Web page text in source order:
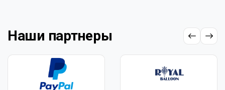
Наши партнеры